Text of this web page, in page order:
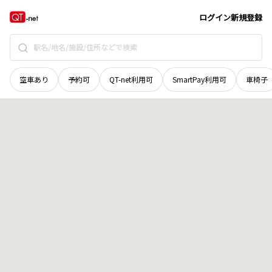
ログイン新規登録
空車あり 予約可 QT-net利用可 SmartPay利用可 車椅子
北海道